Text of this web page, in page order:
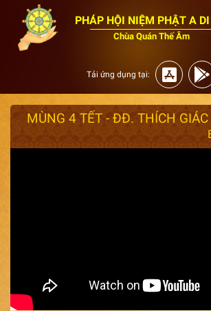
PHÁP HỘI NIỆM PHẬT A
Chùa Quán Thế Âm
Tải ứng dụng tại: